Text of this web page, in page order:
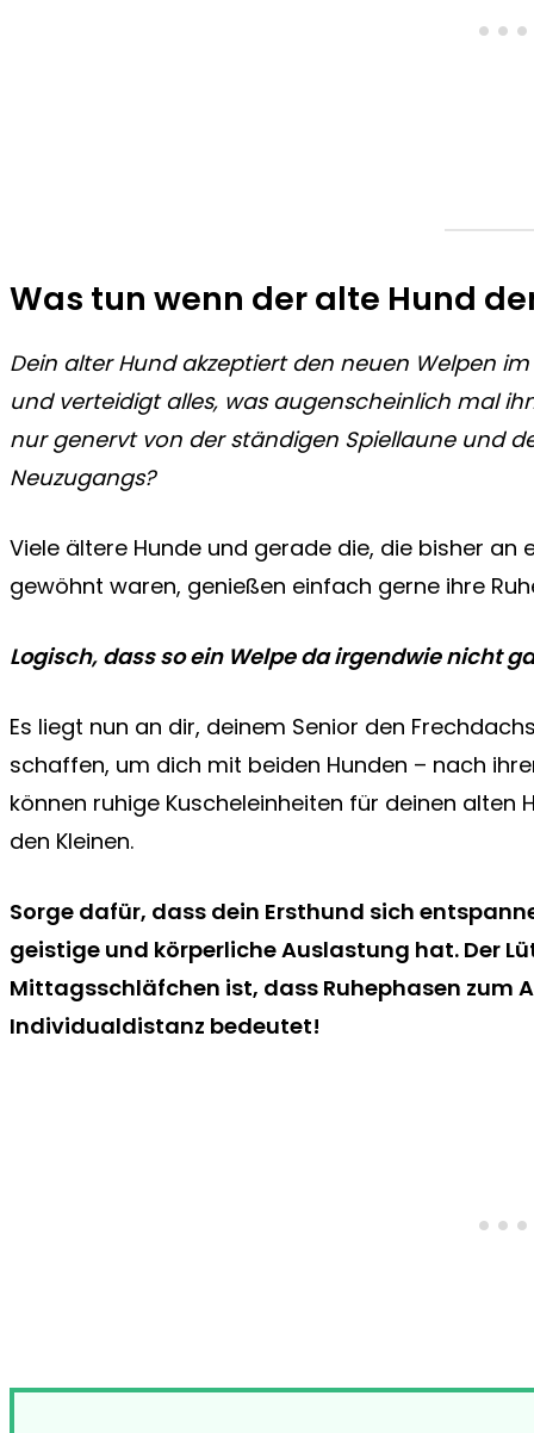
Was tun wenn der alte Hund
Dein alter Hund akzeptiert den neuen Welpen
und verteidigt alles, was augenscheinlich mal
nur genervt von der ständigen Spiellaune und
Neuzugangs?
Viele ältere Hunde und gerade die, die bisher an
gewöhnt waren, genießen einfach gerne ihre
Logisch, dass so ein Welpe da irgendwie nicht
Es liegt nun an dir, deinem Senior den
schaffen, um dich mit beiden Hunden – nach
können ruhige Kuscheleinheiten für deinen alten
den Kleinen.
Sorge dafür, dass dein Ersthund sich
geistige und körperliche Auslastung hat. Der
Mittagsschläfchen ist, dass Ruhephasen zum
Individualdistanz bedeutet!